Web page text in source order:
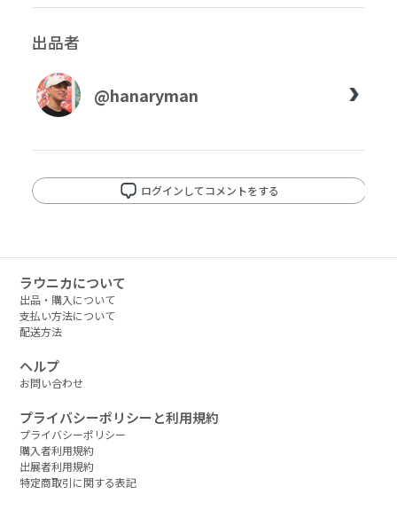
出品者
@hanaryman
ログインしてコメントをする
ラウニカについて
出品・購入について
支払い方法について
配送方法
ヘルプ
お問い合わせ
プライバシーポリシーと利用規約
プライバシーポリシー
購入者利用規約
出展者利用規約
特定商取引に関する表記